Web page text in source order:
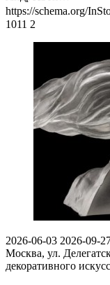
https://schema.org/
1011 2
2026-06-03 2026-09-
Москва, ул.
декоративного